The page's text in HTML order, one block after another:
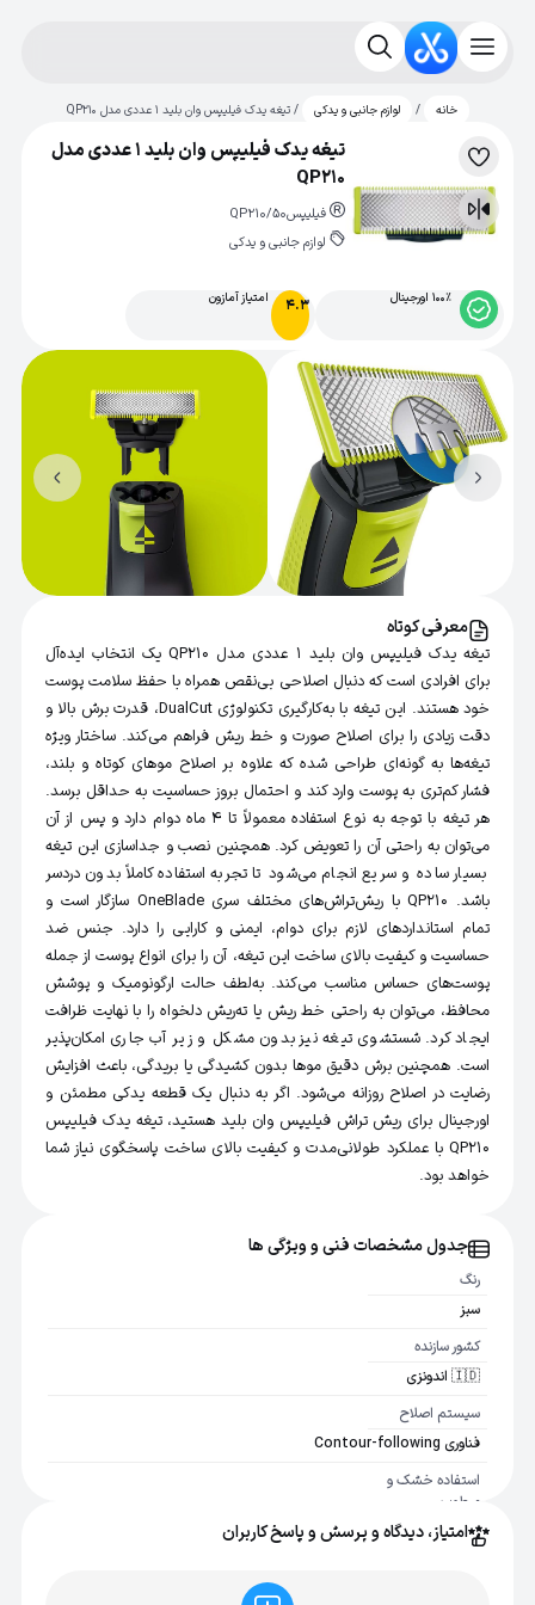
خانه / لوازم جانبی و یدکی / تیغه یدک فیلیپس وان بلید 1 عددی مدل QP210
لیست
علاقه‌مندی
مقایسه
تیغه یدک فیلیپس وان بلید 1 عددی مدل
QP210
فیلیپسQP210/50
لوازم جانبی و یدکی
100% اورجینال 4.3 امتیاز آمازون
معرفی کوتاه
تیغه یدک فیلیپس وان بلید ۱ عددی مدل QP210 یک انتخاب ایده‌آل
برای افرادی است که دنبال اصلاحی بی‌نقص همراه با حفظ سلامت پوست
خود هستند. این تیغه با به‌کارگیری تکنولوژی DualCut، قدرت برش بالا و
دقت زیادی را برای اصلاح صورت و خط ریش فراهم می‌کند. ساختار ویژه
تیغه‌ها به گونه‌ای طراحی شده که علاوه بر اصلاح موهای کوتاه و بلند،
فشار کم‌تری به پوست وارد کند و احتمال بروز حساسیت به حداقل برسد.
هر تیغه با توجه به نوع استفاده معمولاً تا ۴ ماه دوام دارد و پس از آن
می‌توان به راحتی آن را تعویض کرد. همچنین نصب و جداسازی این تیغه
بسیار ساده و سریع انجام می‌شود تا تجربه استفاده کاملاً بدون دردسر
باشد. QP210 با ریش‌تراش‌های مختلف سری OneBlade سازگار است و
تمام استانداردهای لازم برای دوام، ایمنی و کارایی را دارد. جنس ضد
حساسیت و کیفیت بالای ساخت این تیغه، آن را برای انواع پوست از جمله
پوست‌های حساس مناسب می‌کند. به‌لطف حالت ارگونومیک و پوشش
محافظ، می‌توان به راحتی خط ریش یا ته‌ریش دلخواه را با نهایت ظرافت
ایجاد کرد. شستشوی تیغه نیز بدون مشکل و زیر آب جاری امکان‌پذیر
است. همچنین برش دقیق موها بدون کشیدگی یا بریدگی، باعث افزایش
رضایت در اصلاح روزانه می‌شود. اگر به دنبال یک قطعه یدکی مطمئن و
اورجینال برای ریش تراش فیلیپس وان بلید هستید، تیغه یدک فیلیپس
QP210 با عملکرد طولانی‌مدت و کیفیت بالای ساخت پاسخگوی نیاز شما
خواهد بود.
جدول مشخصات فنی و ویژگی ها
رنگ
سبز
کشور سازنده
🇮🇩 اندونزی
سیستم اصلاح
فناوری Contour-following
استفاده خشک و
مرطوب
بلهامتیاز، دیدگاه و پرسش و پاسخ کاربران